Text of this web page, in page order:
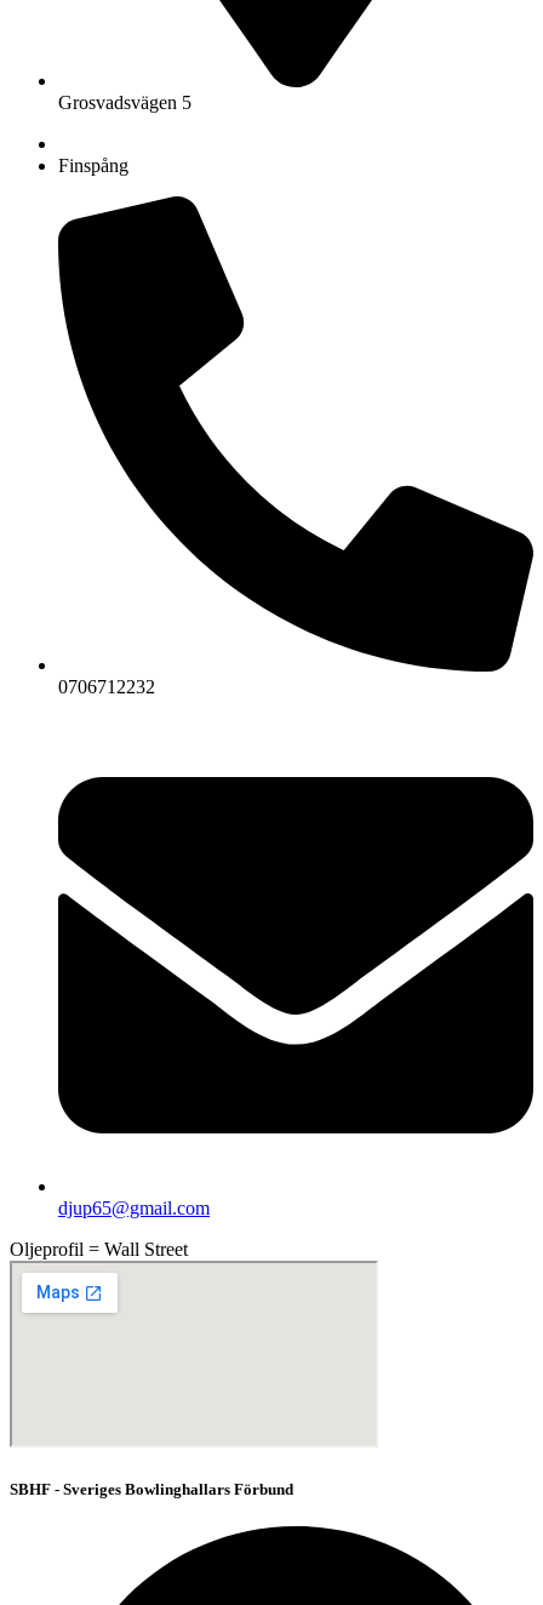
Grosvadsvägen 5
Finspång
0706712232
djup65@gmail.com
Oljeprofil = Wall Street
SBHF - Sveriges Bowlinghallars Förbund